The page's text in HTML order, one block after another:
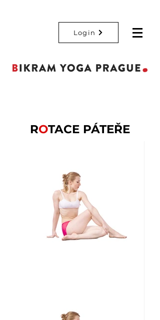
Login
ROTACE PÁTEŘE